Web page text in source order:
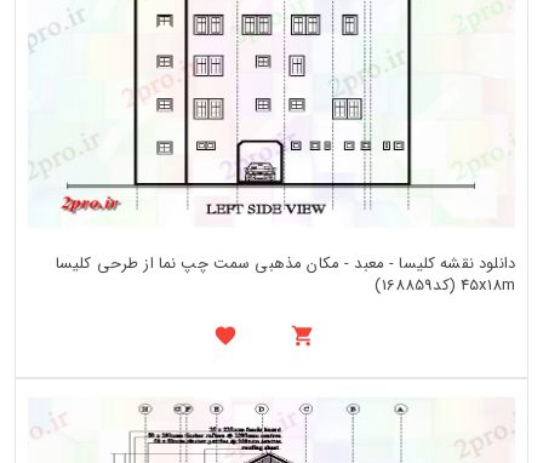
دانلود نقشه کلیسا - معبد - مکان مذهبی سمت چپ نما از طرحی کلیسا
45x18m (کد168859)